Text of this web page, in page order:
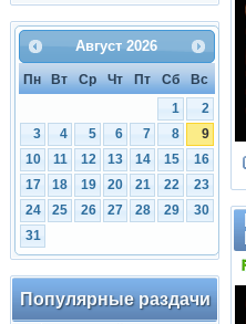
Август 2026
Пн Вт Ср Чт Пт Сб
Вс
1
2
3
4 5 6 7 8
9
10
11 12 13 14 15
16
17
18 19 20 21 22
23
24
25 26 27 28 29
30
31
Популярные раздачи